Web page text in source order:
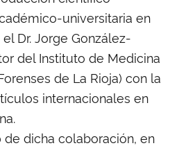
universitaria en
Dr. Jorge González-
del Instituto de Medicina
de La Rioja) con la
internacionales en
dicha colaboración, en